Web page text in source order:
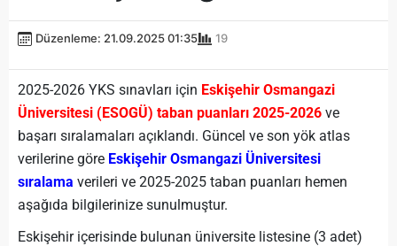
Düzenleme: 21.09.2025 01:35 19
2025-2026 YKS sınavları için Eskişehir Osmangazi
Üniversitesi (ESOGÜ) taban puanları 2025-2026 ve
başarı sıralamaları açıklandı. Güncel ve son yök atlas
verilerine göre Eskişehir Osmangazi Üniversitesi
sıralama verileri ve 2025-2025 taban puanları hemen
aşağıda bilgilerinize sunulmuştur.
Eskişehir içerisinde bulunan üniversite listesine (3 adet)